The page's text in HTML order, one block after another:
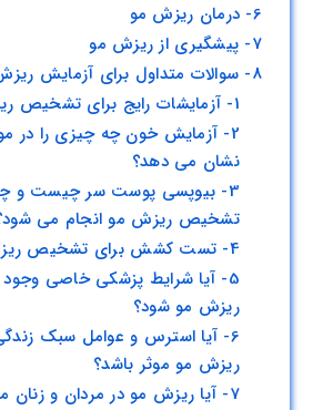
6- درمان ریزش مو
7- پیشگیری از ریزش مو
8- سوالات متداول برای آزمایش ریزش مو
1- آزمایشات رایج برای تشخیص ریزش مو کدامند؟
2- آزمایش خون چه چیزی را در
نشان می دهد؟
3- بیوپسی پوست سر چیست و
تشخیص ریزش مو انجام می
4- تست کشش برای تشخیص ریزش مو چیست؟
5- آیا شرایط پزشکی خاصی وجود
ریزش مو شود؟
6- آیا استرس و عوامل سبک
ریزش مو موثر باشد؟
7- آیا ریزش مو در مردان و زنان متفاوت است؟